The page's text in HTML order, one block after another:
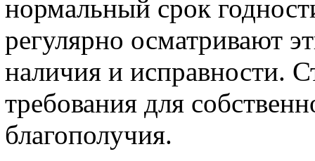
нормальный срок
регулярно осматривают
наличия и исправности.
требования для
благополучия.